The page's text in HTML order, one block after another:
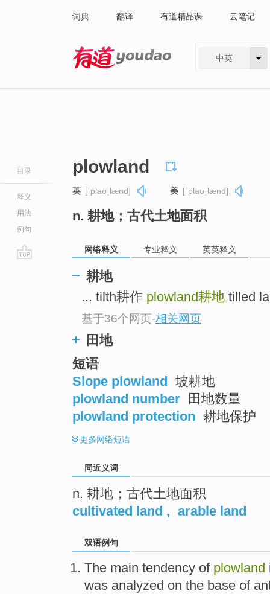
词典 翻译 有道精品课 云笔记
中英
目录
释义
用法
例句
plowland
英 [ˈplaʊˌlænd] 美 [ˈplaʊˌlænd]
n. 耕地；古代土地面积
网络释义 专业释义 英英释义
耕地
... tilth耕作 plowland耕地 tilled
基于36个网页-相关网页
田地
短语
Slope plowland 坡耕地
plowland number
田地数量
plowland protection 耕地保护
更多网络短语
同近义词
n. 耕地；古代土地面积
cultivated land , arable land
双语例句
The main tendency of plowland
was analyzed on the base of